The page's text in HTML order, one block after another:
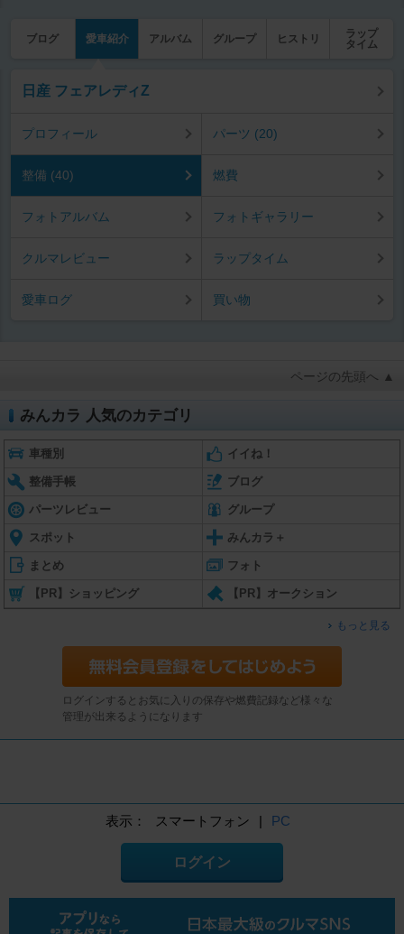
ブログ 愛車紹介 アルバム グループ ヒストリ
ラップ
タイム
日産 フェアレディZ
プロフィール パーツ (20)
整備 (40) 燃費
フォトアルバム フォトギャラリー
クルマレビュー ラップタイム
愛車ログ 買い物
ページの先頭へ ▲
みんカラ 人気のカテゴリ
車種別 イイね！
整備手帳 ブログ
パーツレビュー グループ
スポット みんカラ＋
まとめ フォト
【PR】ショッピング 【PR】オークション
もっと見る
ログインするとお気に入りの保存や燃費記録など様々な
管理が出来るようになります
表示： スマートフォン | PC
ログイン